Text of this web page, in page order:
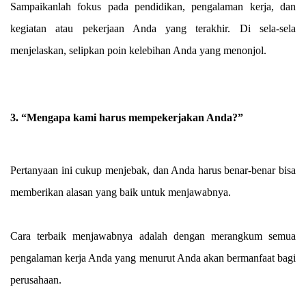
Sampaikanlah fokus pada pendidikan, pengalaman kerja, dan
kegiatan atau pekerjaan Anda yang terakhir. Di sela-sela
menjelaskan, selipkan poin kelebihan Anda yang menonjol.
3. “Mengapa kami harus mempekerjakan Anda?”
Pertanyaan ini cukup menjebak, dan Anda harus benar-benar bisa
memberikan alasan yang baik untuk menjawabnya.
Cara terbaik menjawabnya adalah dengan merangkum semua
pengalaman kerja Anda yang menurut Anda akan bermanfaat bagi
perusahaan.